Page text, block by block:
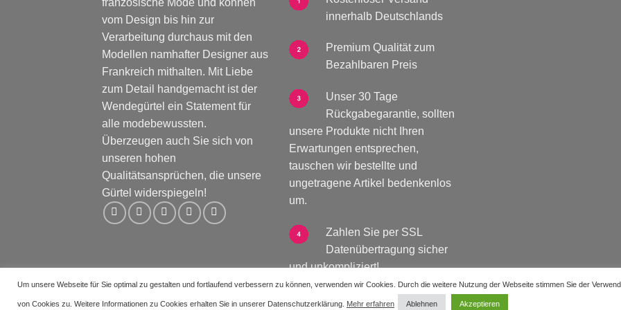
vom Design bis hin zur
Verarbeitung durchaus mit den
Modellen namhafter Designer aus
Frankreich mithalten. Mit Liebe
zum Detail handgemacht ist der
Wendegürtel ein Statement für
alle modebewussten.
Überzeugen auch Sie sich von
unseren hohen
Qualitätsansprüchen, die unsere
Gürtel widerspiegeln!
innerhalb Deutschlands
Premium Qualität zum
Bezahlbaren Preis
Unser 30 Tage
Rückgabegarantie, sollten
unsere Produkte nicht Ihren
Erwartungen entsprechen,
tauschen wir bestellte und
ungetragene Artikel bedenkenlos
um.
Zahlen Sie per SSL
Datenübertragung sicher
und unkompliziert!
Um unsere Webseite für Sie optimal zu gestalten und fortlaufend verbessern zu können, verwenden wir Cookies. Durch die weitere Nutzung der Webseite stimmen Sie der
von Cookies zu. Weitere Informationen zu Cookies erhalten Sie in unserer Datenschutzerklärung. Mehr erfahren Ablehnen Akzeptieren